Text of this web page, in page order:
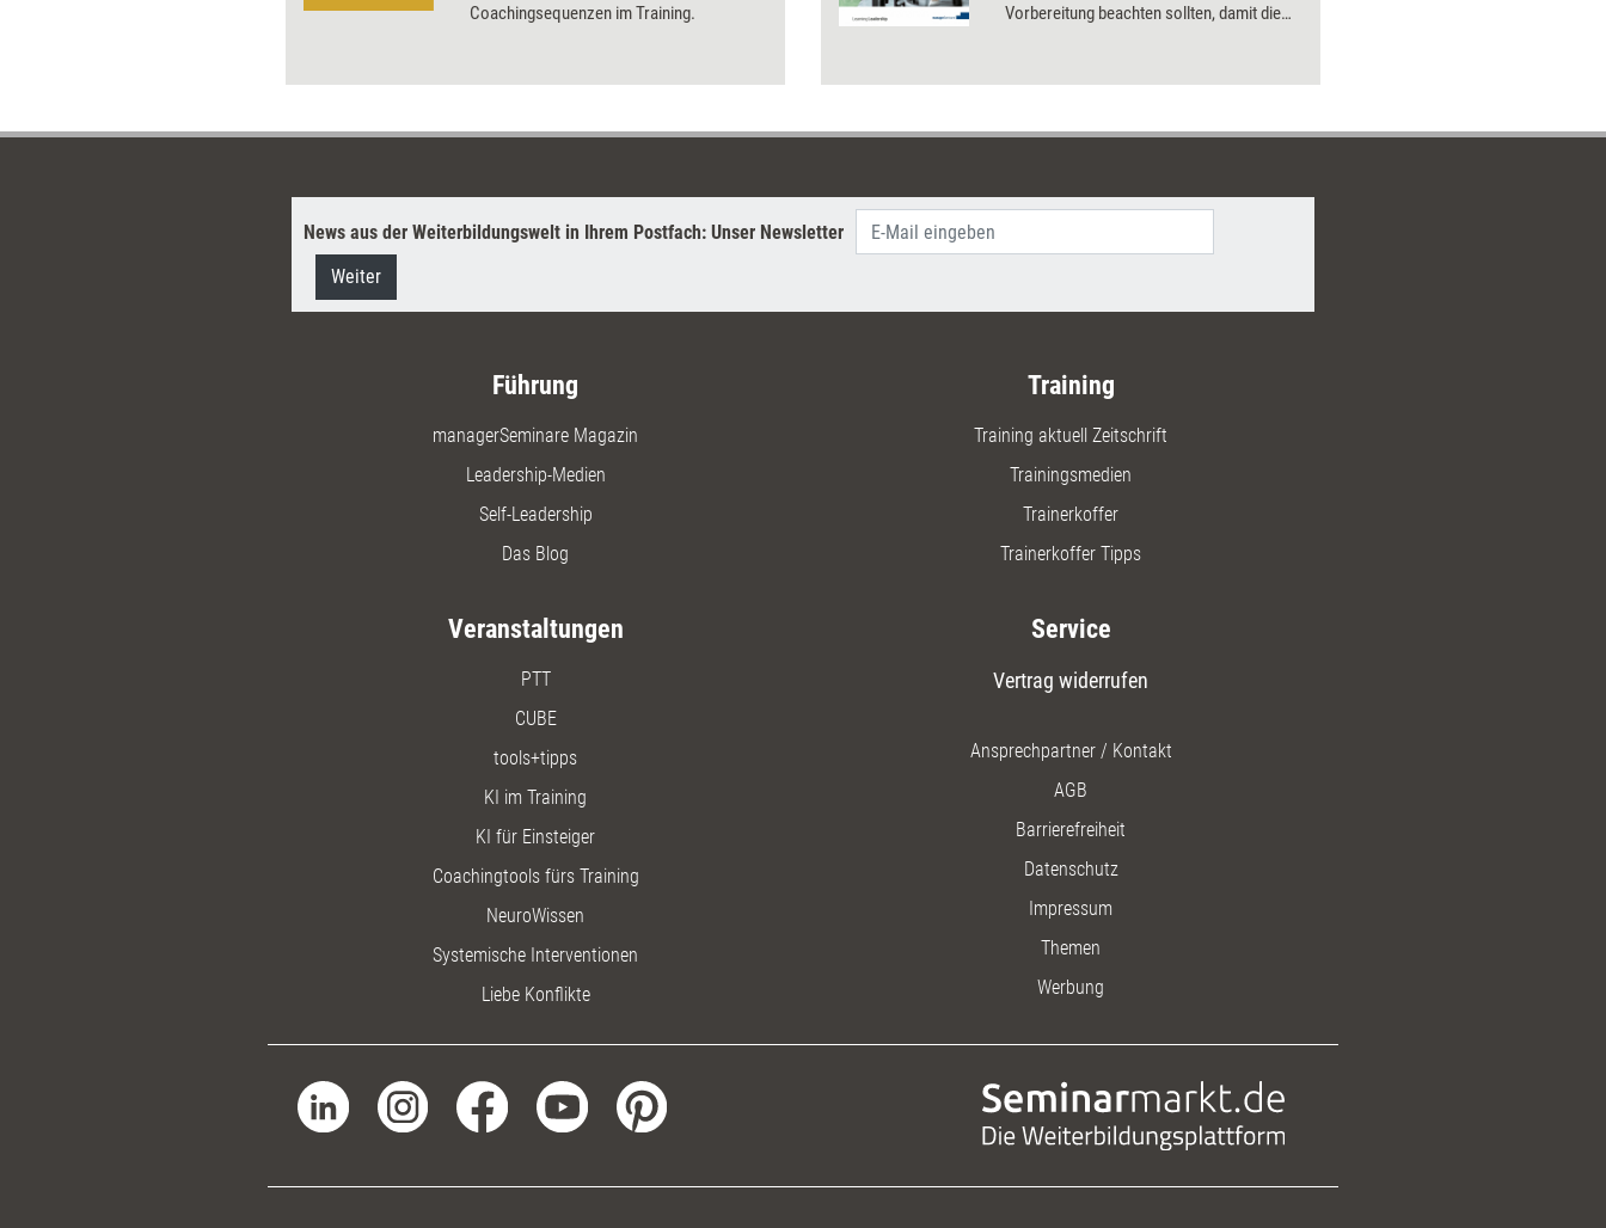
Coachingsequenzen im Training.
Vorbereitung beachten sollten, damit die
Selbstlernmodule dieses Bundles
Teammitglieder dabei, diesen
News aus der Weiterbildungswelt in Ihrem Postfach: Unser Newsletter
Weiter
Führung
managerSeminare Magazin
Leadership-Medien
Self-Leadership
Das Blog
Training
Training aktuell Zeitschrift
Trainingsmedien
Trainerkoffer
Trainerkoffer Tipps
Veranstaltungen
PTT
CUBE
tools+tipps
KI im Training
KI für Einsteiger
Coachingtools fürs Training
NeuroWissen
Systemische Interventionen
Liebe Konflikte
Service
Vertrag widerrufen
Ansprechpartner / Kontakt
AGB
Barrierefreiheit
Datenschutz
Impressum
Themen
Werbung